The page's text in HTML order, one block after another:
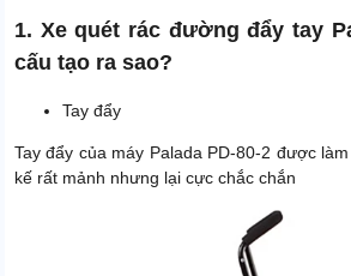
1. Xe quét rác đường đẩy tay
cấu tạo ra sao?
Tay đẩy
Tay đẩy của máy Palada PD-80-2 được
kế rất mảnh nhưng lại cực chắc chắn